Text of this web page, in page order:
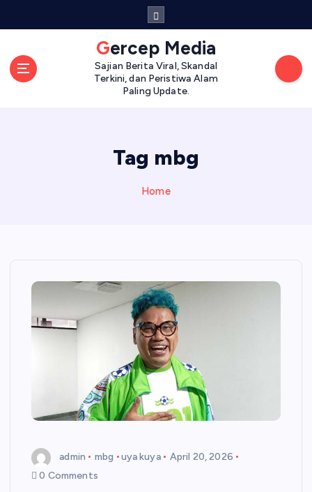
Gercep Media
Sajian Berita Viral, Skandal
Terkini, dan Peristiwa Alam
Paling Update.
Tag mbg
Home
admin mbg uya kuya
April 20, 2026
0 Comments